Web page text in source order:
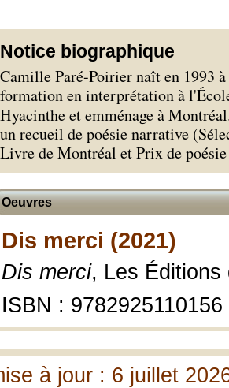
Notice biographique
Camille Paré-Poirier naît en 1993
formation en interprétation à
Hyacinthe et emménage à
un recueil de poésie narrative
Livre de Montréal et Prix de poésie
Oeuvres
Dis merci (2021)
Dis merci, Les Éditions
ISBN : 9782925110156
à jour : 6 juillet